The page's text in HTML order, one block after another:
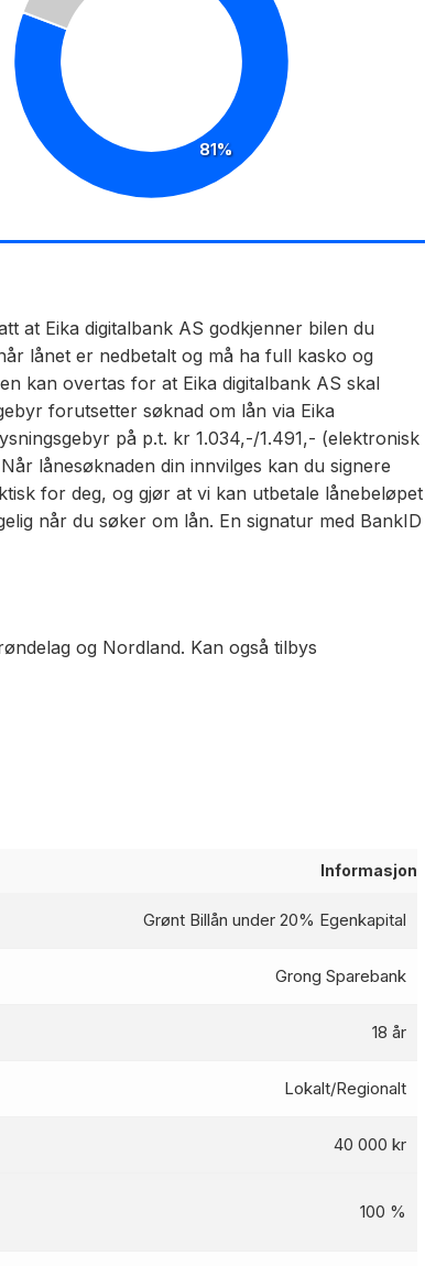
81%
at Eika digitalbank AS godkjenner bilen du
lånet er nedbetalt og må ha full kasko og
kan overtas for at Eika digitalbank AS skal
forutsetter søknad om lån via Eika
på p.t. kr 1.034,-/1.491,- (elektronisk
lånesøknaden din innvilges kan du signere
for deg, og gjør at vi kan utbetale lånebeløpet
når du søker om lån. En signatur med BankID
og Nordland. Kan også tilbys
Informasjon
Grønt Billån under 20% Egenkapital
Grong Sparebank
18 år
Lokalt/Regionalt
40 000 kr
100 %